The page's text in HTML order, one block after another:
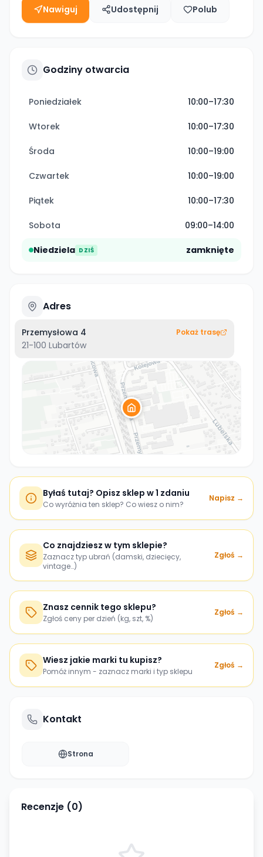
Nawiguj Udostępnij Polub
Godziny otwarcia
Poniedziałek 10:00–17:30
Wtorek 10:00–17:30
Środa 10:00–19:00
Czwartek 10:00–19:00
Piątek 10:00–17:30
Sobota 09:00–14:00
Niedziela DZIŚ zamknięte
Adres
Przemysłowa 4
21-100 Lubartów
Pokaż trasę
Byłaś tutaj? Opisz sklep w 1 zdaniu
Co wyróżnia ten sklep? Co wiesz o nim?
Napisz →
Co znajdziesz w tym sklepie?
Zaznacz typ ubrań (damski, dziecięcy,
vintage…)
Zgłoś →
Znasz cennik tego sklepu?
Zgłoś ceny per dzień (kg, szt, %)
Zgłoś →
Wiesz jakie marki tu kupisz?
Pomóż innym - zaznacz marki i typ sklepu
Zgłoś →
Kontakt
Strona
Recenzje (0)